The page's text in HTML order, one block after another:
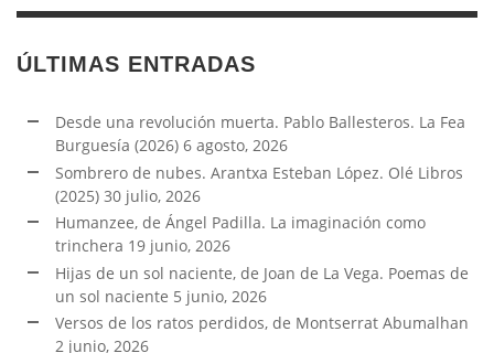
ÚLTIMAS ENTRADAS
Desde una revolución muerta. Pablo Ballesteros. La Fea
Burguesía (2026) 6 agosto, 2026
Sombrero de nubes. Arantxa Esteban López. Olé Libros
(2025) 30 julio, 2026
Humanzee, de Ángel Padilla. La imaginación como
trinchera 19 junio, 2026
Hijas de un sol naciente, de Joan de La Vega. Poemas de
un sol naciente 5 junio, 2026
Versos de los ratos perdidos, de Montserrat Abumalhan
2 junio, 2026